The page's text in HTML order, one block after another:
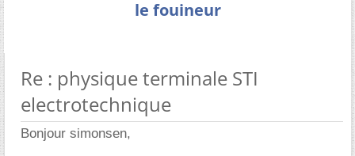
le fouineur
Re : physique terminale STI
electrotechnique
Bonjour simonsen,